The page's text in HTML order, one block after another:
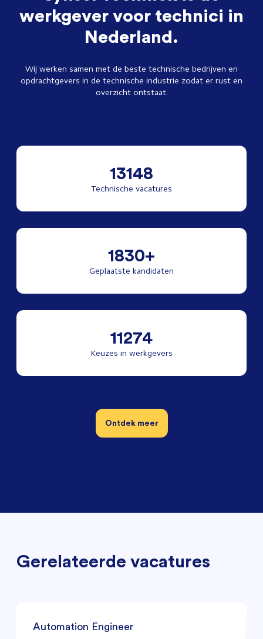
werkgever voor technici in
Nederland.
Wij werken samen met de beste technische bedrijven en
opdrachtgevers in de technische industrie zodat er rust en
overzicht ontstaat.
13148
Technische vacatures
1830+
Geplaatste kandidaten
11274
Keuzes in werkgevers
Ontdek meer
Gerelateerde vacatures
Automation Engineer